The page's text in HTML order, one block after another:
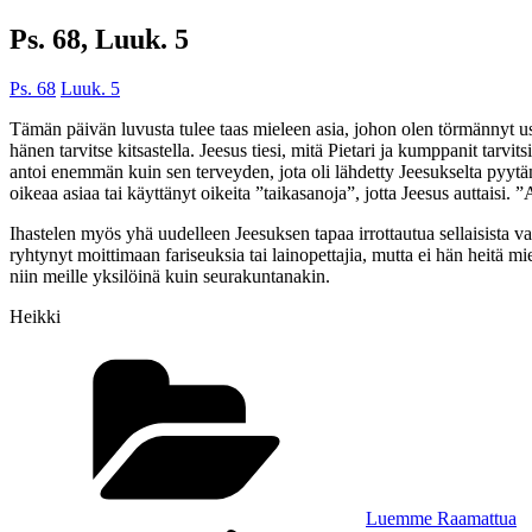
Ps. 68, Luuk. 5
Ps. 68 Luuk. 5
Tämän päivän luvusta tulee taas mieleen asia, johon olen törmännyt
hänen tarvitse kitsastella. Jeesus tiesi, mitä Pietari ja kumppanit
antoi enemmän kuin sen terveyden, jota oli lähdetty Jeesukselta
oikeaa asiaa tai käyttänyt oikeita ”taikasanoja”, jotta Jeesus auttaisi.
Ihastelen myös yhä uudelleen Jeesuksen tapaa irrottautua sellaisista
ryhtynyt moittimaan fariseuksia tai lainopettajia, mutta ei hän heitä
niin meille yksilöinä kuin seurakuntanakin.
Heikki
Luemme Raamattua